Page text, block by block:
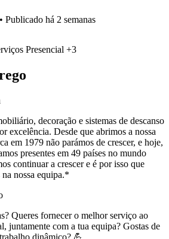
• Publicado há 2 semanas
Presencial +3
decoração e sistemas de descanso
excelência. Desde que abrimos a nossa
em 1979 não parámos de crescer, e hoje,
presentes em 49 países no mundo
continuar a crescer e é por isso que
nossa equipa.*
Queres fornecer o melhor serviço ao
juntamente com a tua equipa? Gostas de
dinâmico? 💪